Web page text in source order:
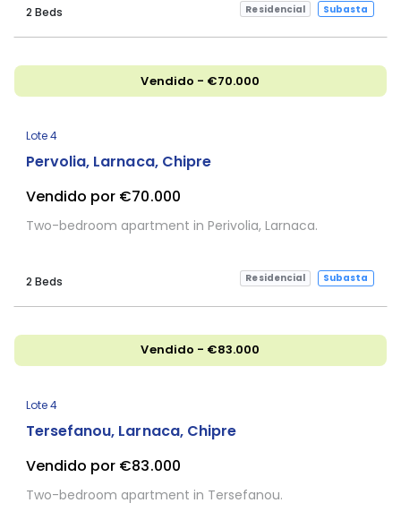
2 Beds Residencial Subasta
Vendido - €70.000
Lote 4
Pervolia, Larnaca, Chipre
Vendido por €70.000
Two-bedroom apartment in Perivolia, Larnaca.
2 Beds Residencial Subasta
Vendido - €83.000
Lote 4
Tersefanou, Larnaca, Chipre
Vendido por €83.000
Two-bedroom apartment in Tersefanou.